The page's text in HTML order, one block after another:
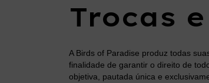
Trocas
A Birds of Paradise produz todas
finalidade de garantir o direito de
objetiva, pautada única e